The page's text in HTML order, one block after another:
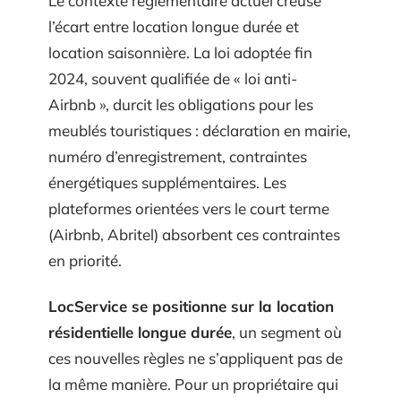
l’écart entre location longue durée et
location saisonnière. La loi adoptée fin
2024, souvent qualifiée de « loi anti-
Airbnb », durcit les obligations pour les
meublés touristiques : déclaration en mairie,
numéro d’enregistrement, contraintes
énergétiques supplémentaires. Les
plateformes orientées vers le court terme
(Airbnb, Abritel) absorbent ces contraintes
en priorité.
LocService se positionne sur la location
résidentielle longue durée, un segment où
ces nouvelles règles ne s’appliquent pas de
la même manière. Pour un propriétaire qui